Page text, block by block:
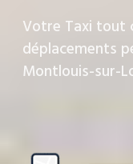
Votre Taxi tout
déplacements
Montlouis-sur-